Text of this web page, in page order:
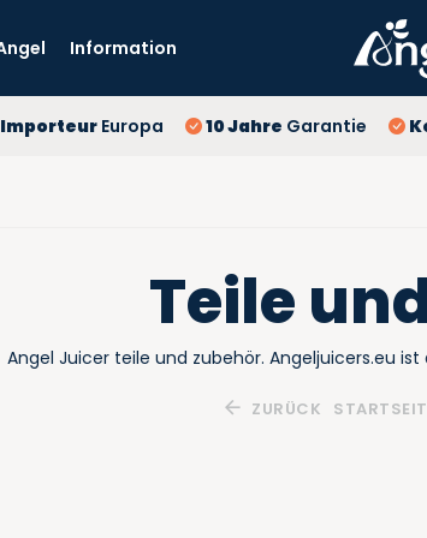
Information
Europa 10 Jahre Garantie
Teile
Angel Juicer teile und zubehör. Angeljuicers.eu
ZURÜCK